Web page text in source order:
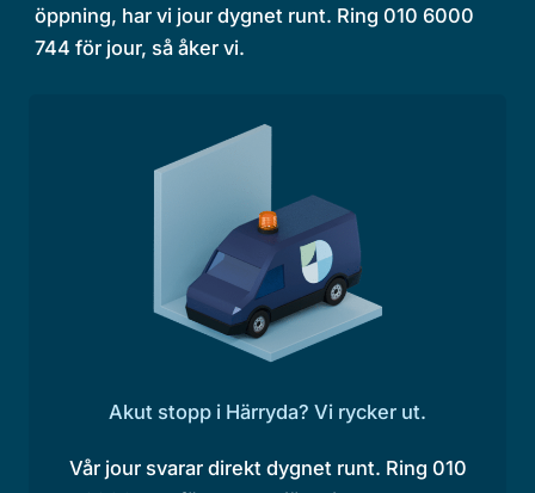
öppning, har vi jour dygnet runt. Ring 010 6000
744 för jour, så åker vi.
Akut stopp i Härryda? Vi rycker ut.
Vår jour svarar direkt dygnet runt. Ring 010